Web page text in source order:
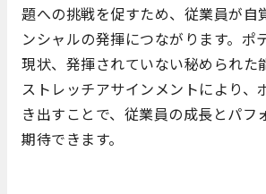
題への挑戦を促すため、従業員が自
ンシャルの発揮につながります。ポ
現状、発揮されていない秘められた
ストレッチアサインメントにより、
き出すことで、従業員の成長とパフ
期待できます。